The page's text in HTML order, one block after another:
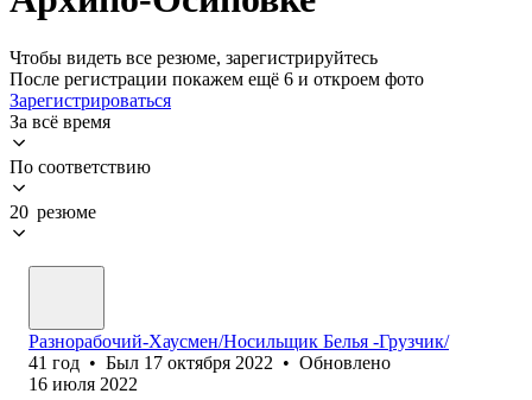
Чтобы видеть все резюме, зарегистрируйтесь
После регистрации покажем ещё 6 и откроем фото
Зарегистрироваться
За всё время
По соответствию
20 резюме
Разнорабочий-Хаусмен/Носильщик Белья -Грузчик/
41 год • Был 17 октября 2022 • Обновлено
16 июля 2022